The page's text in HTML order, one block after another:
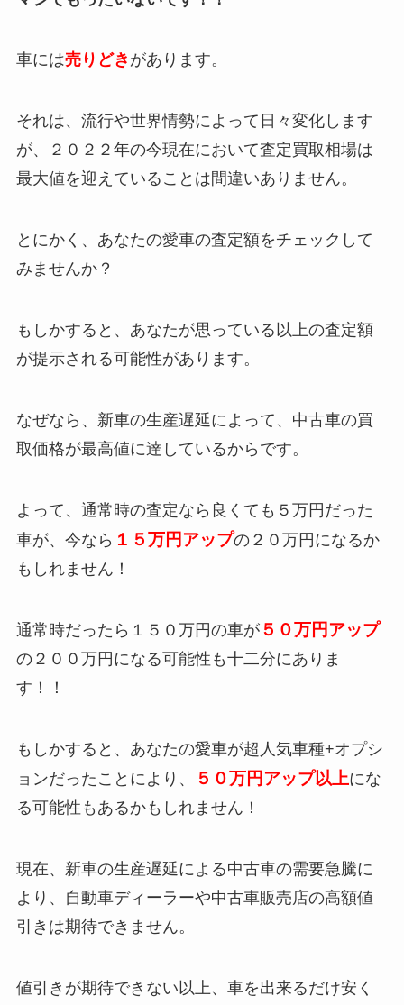
車には売りどき があります。
それは、流行や世界情勢によって日々変化します
が、２０２２年の今現在において査定買取相場は
最大値を迎えている ことは間違いありません。
とにかく、あなたの愛車の査定額をチェックして
みませんか？
もしかすると、あなたが思っている以上の査定額
が提示される可能性があります。
なぜなら、新車の生産遅延によって、 中古車の買
取価格が最高値に達しているからです。
よって、通常時の査定なら良くても５万円だった
車が、今なら １５万円アップの２０万円になるか
もしれません！
通常時だったら１５０万円の車が５０万円アップ
の２００万円になる可能性も十二分にありま
す！！
もしかすると、あなたの愛車が超人気車種+オプシ
ョンだったことにより、
５０万円アップ以上にな
る可能性もあるかもしれません！
現在、新車の生産遅延による中古車の需要急騰に
より、自動車ディーラーや中古車販売店の高額値
引きは期待できません。
値引きが期待できない以上、車を出来るだけ安く